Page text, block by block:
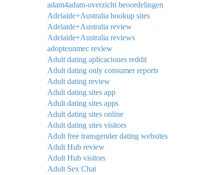
adam4adam-overzicht beoordelingen
Adelaide+Australia hookup sites
Adelaide+Australia review
Adelaide+Australia reviews
adopteunmec review
Adult dating aplicaciones reddit
Adult dating only consumer reports
Adult dating review
Adult dating sites app
Adult dating sites apps
Adult dating sites online
Adult dating sites visitors
Adult free transgender dating websites
Adult Hub review
Adult Hub visitors
Adult Sex Chat